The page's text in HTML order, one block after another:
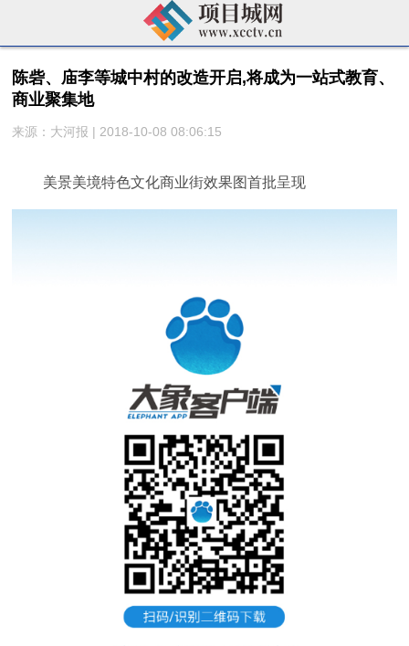
陈砦、庙李等城中村的改造开启,将成为一站式教育、
商业聚集地
来源：大河报 | 2018-10-08 08:06:15
美景美境特色文化商业街效果图首批呈现